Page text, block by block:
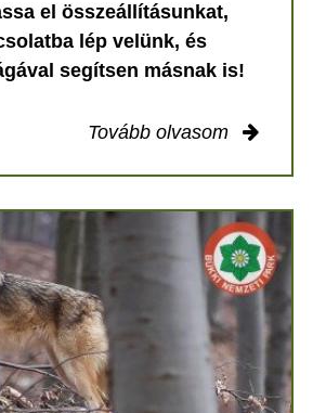
el összeállításunkat,
lép velünk, és
segítsen másnak is!
Tovább olvasom